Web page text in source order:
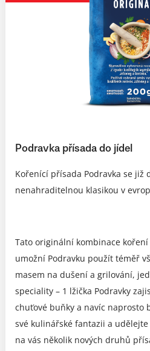
Podravka přísada do jídel
Kořenící přísada Podravka se již
nenahraditelnou klasikou v
Tato originální kombinace
umožní Podravku použít téměř
masem na dušení a grilování,
speciality – 1 lžička Podravky
chuťové buňky a navíc naprosto
své kulinářské fantazii a udělejte
na vás několik nových druhů